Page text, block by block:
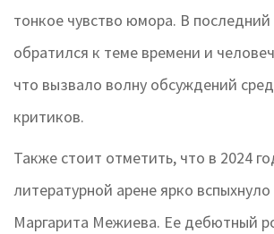
тонкое чувство юмора. В последний
обратился к теме времени и
что вызвало волну обсуждений
критиков.
Также стоит отметить, что в 2024
литературной арене ярко
Маргарита Межиева. Ее дебютный